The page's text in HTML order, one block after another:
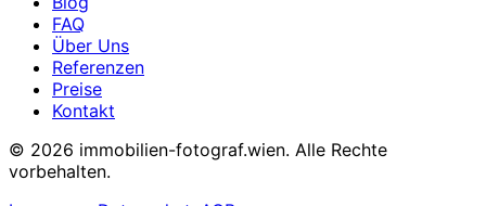
FAQ
Über Uns
Referenzen
Preise
Kontakt
© 2026 immobilien-fotograf.wien. Alle Rechte
vorbehalten.